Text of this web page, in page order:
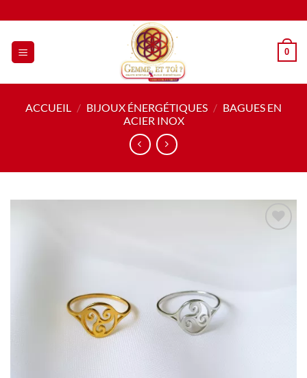
au
contenu
0
ACCUEIL / BIJOUX ÉNERGÉTIQUES / BAGUES EN
ACIER INOX